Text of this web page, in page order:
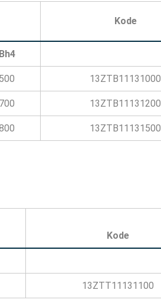
Kode
Bh4
500 13ZTB11131000
700 13ZTB11131200
13ZTB11131500
Kode
13ZTT11131100